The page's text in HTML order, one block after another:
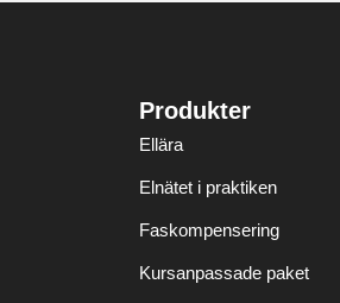
Produkter
Ellära
Elnätet i praktiken
Faskompensering
Kursanpassade paket